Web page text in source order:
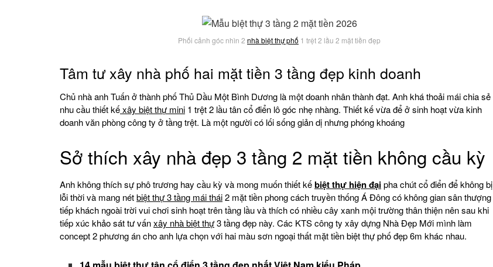
Phối cảnh góc nhìn 2 nhà biệt thự phố 1 trệt 2 lầu 2 mặt tiền đẹp
Tâm tư xây nhà phố hai mặt tiền 3 tầng đẹp kinh doanh
Chủ nhà anh Tuấn ở thành phố Thủ Dầu Một Bình Dương là một doanh nhân thành đạt. Anh khá thoải mái chia sẻ
nhu cầu thiết kếxây biệt thự mini 1 trệt 2 lầu tân cổ điển lô góc nhẹ nhàng. Thiết kế vừa để ở sinh hoạt vừa kinh
doanh văn phòng công ty ở tầng trệt. Là một người có lối sống giản dị nhưng phóng khoáng
Sở thích xây nhà đẹp 3 tầng 2 mặt tiền không cầu kỳ
Anh không thích sự phô trương hay cầu kỳ và mong muốn thiết kếbiệt thự hiện đạipha chút cổ điển để không bị
lỗi thời và mang nétbiệt thự 3 tầng mái thái2 mặt tiền phong cách truyền thống Á Đông có không gian sân thượng
tiếp khách ngoài trời vui chơi sinh hoạt trên tầng lầu và thích có nhiều cây xanh mội trường thân thiện nên sau khi
tiếp xúc khảo sát tư vấnxây nhà biệt thự3 tầng đẹp này. Các KTS công ty xây dựng Nhà Đẹp Mới mình làm
concept 2 phương án cho anh lựa chọn với hai màu sơn ngoại thất mặt tiền biệt thự phố đẹp 6m khác nhau.